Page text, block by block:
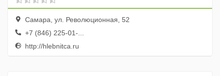
Самара, ул. Революционная, 52
+7 (846) 225-01-...
http://hlebnitca.ru